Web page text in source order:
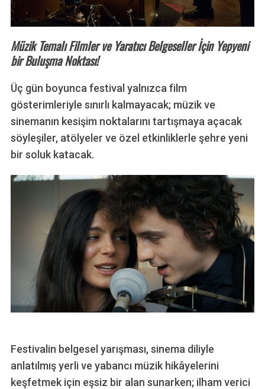
Müzik Temalı Filmler ve Yaratıcı Belgeseller İçin Yepyeni
bir Buluşma Noktası!
Üç gün boyunca festival yalnızca film
gösterimleriyle sınırlı kalmayacak; müzik ve
sinemanın kesişim noktalarını tartışmaya açacak
söyleşiler, atölyeler ve özel etkinliklerle şehre yeni
bir soluk katacak.
Festivalin belgesel yarışması, sinema diliyle
anlatılmış yerli ve yabancı müzik hikâyelerini
keşfetmek için eşsiz bir alan sunarken; ilham verici